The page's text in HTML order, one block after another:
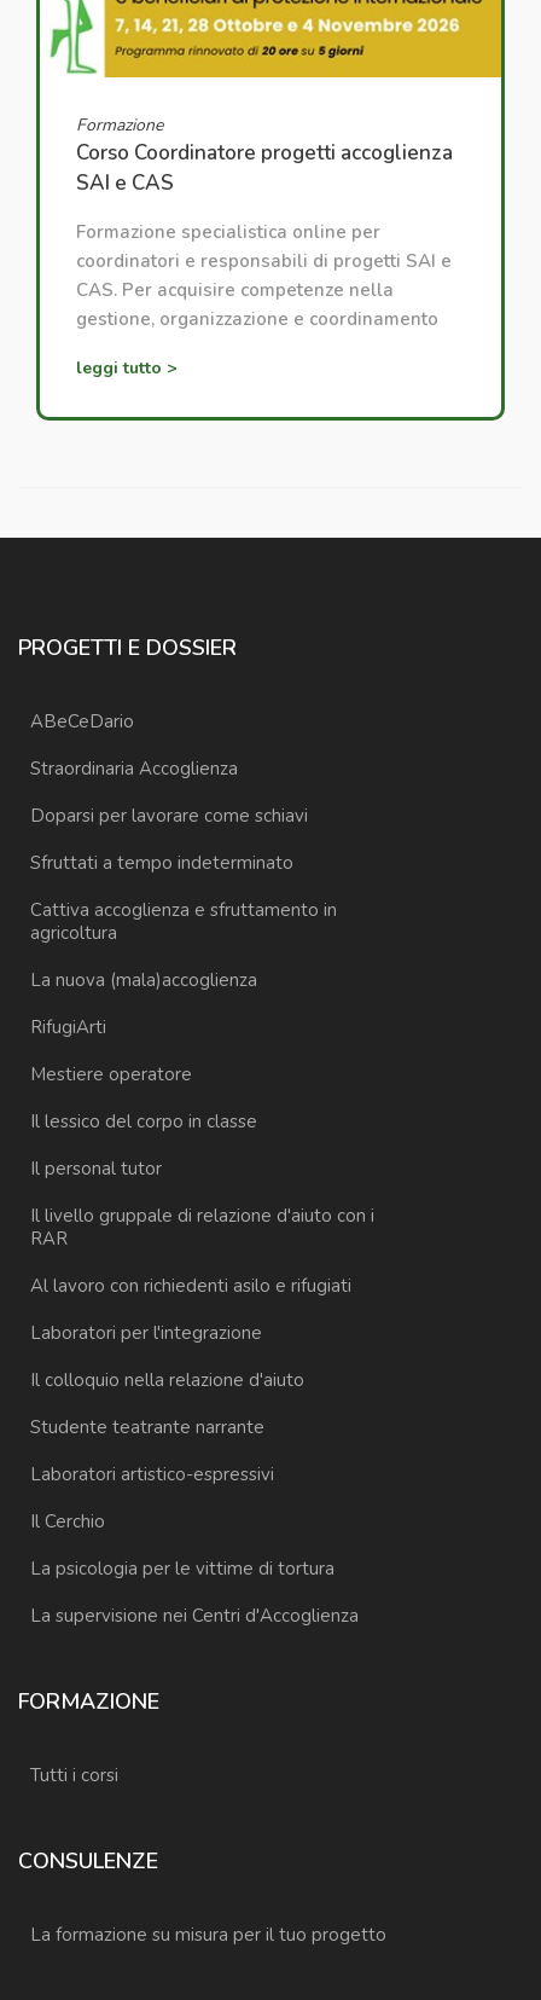
Formazione
Corso Coordinatore progetti accoglienza
SAI e CAS
Formazione specialistica online per
coordinatori e responsabili di progetti SAI e
CAS. Per acquisire competenze nella
gestione, organizzazione e coordinamento
leggi tutto >
PROGETTI E DOSSIER
ABeCeDario
Straordinaria Accoglienza
Doparsi per lavorare come schiavi
Sfruttati a tempo indeterminato
Cattiva accoglienza e sfruttamento in
agricoltura
La nuova (mala)accoglienza
RifugiArti
Mestiere operatore
Il lessico del corpo in classe
Il personal tutor
Il livello gruppale di relazione d'aiuto con i
RAR
Al lavoro con richiedenti asilo e rifugiati
Laboratori per l'integrazione
Il colloquio nella relazione d'aiuto
Studente teatrante narrante
Laboratori artistico-espressivi
Il Cerchio
La psicologia per le vittime di tortura
La supervisione nei Centri d'Accoglienza
FORMAZIONE
Tutti i corsi
CONSULENZE
La formazione su misura per il tuo progetto